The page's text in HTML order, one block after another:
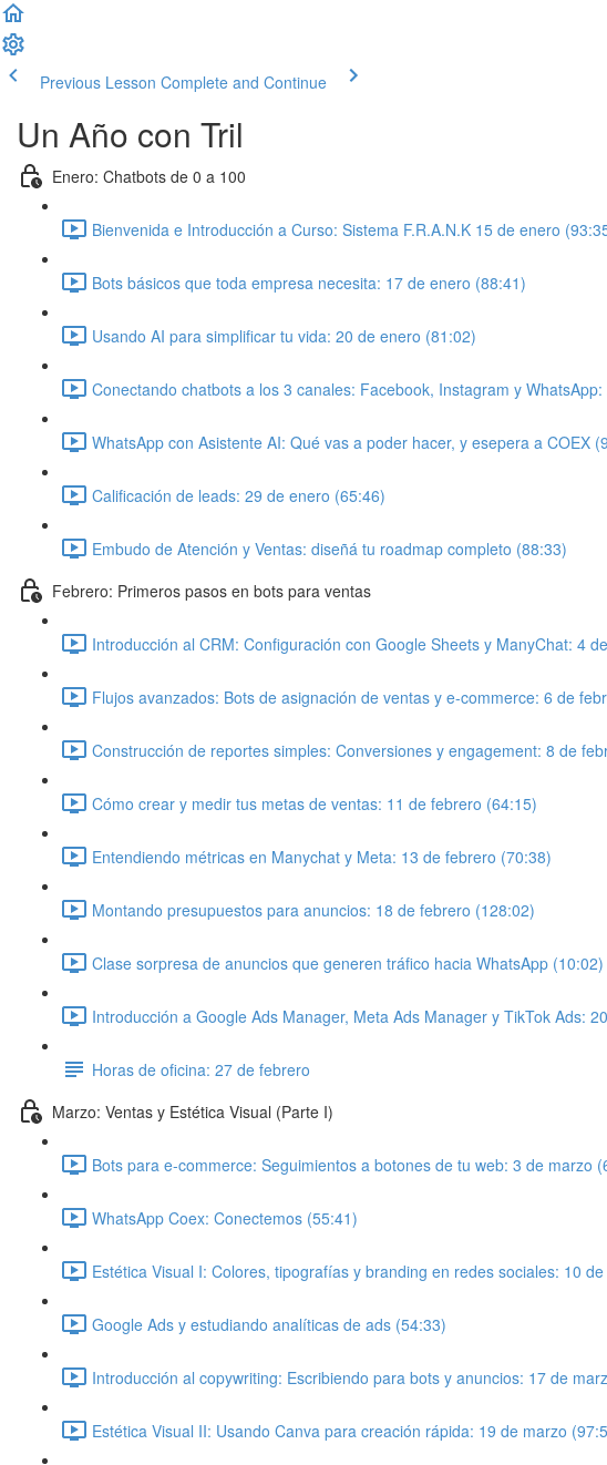
Previous Lesson Complete and Continue
Un Año con Tril
Enero: Chatbots de 0 a 100
Bienvenida e Introducción a Curso: Sistema F.R.A.N.K 15 de enero
Bots básicos que toda empresa necesita: 17 de enero (88:41)
Usando AI para simplificar tu vida: 20 de enero (81:02)
Conectando chatbots a los 3 canales: Facebook, Instagram y
WhatsApp con Asistente AI: Qué vas a poder hacer, y esepera a COEX
Calificación de leads: 29 de enero (65:46)
Embudo de Atención y Ventas: diseñá tu roadmap completo (88:33)
Febrero: Primeros pasos en bots para ventas
Introducción al CRM: Configuración con Google Sheets y ManyChat: 4
Flujos avanzados: Bots de asignación de ventas y e-commerce: 6 de
Construcción de reportes simples: Conversiones y engagement: 8 de
Cómo crear y medir tus metas de ventas: 11 de febrero (64:15)
Entendiendo métricas en Manychat y Meta: 13 de febrero (70:38)
Montando presupuestos para anuncios: 18 de febrero (128:02)
Clase sorpresa de anuncios que generen tráfico hacia WhatsApp (10:02)
Introducción a Google Ads Manager, Meta Ads Manager y TikTok Ads:
Horas de oficina: 27 de febrero
Marzo: Ventas y Estética Visual (Parte I)
Bots para e-commerce: Seguimientos a botones de tu web: 3 de marzo
WhatsApp Coex: Conectemos (55:41)
Estética Visual I: Colores, tipografías y branding en redes sociales: 10
Google Ads y estudiando analíticas de ads (54:33)
Introducción al copywriting: Escribiendo para bots y anuncios: 17 de
Estética Visual II: Usando Canva para creación rápida: 19 de marzo